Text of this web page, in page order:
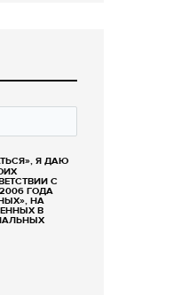
Я ДАЮ
С
ГОДА
НА
В